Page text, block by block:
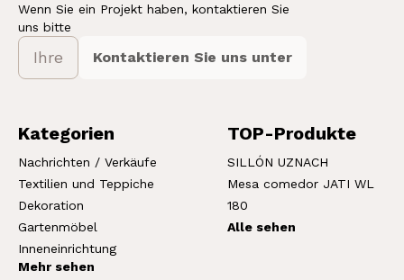
Wenn Sie ein Projekt haben, kontaktieren Sie
uns bitte
Kontaktieren Sie uns unter
Kategorien
Nachrichten / Verkäufe
Textilien und Teppiche
Dekoration
Gartenmöbel
Inneneinrichtung
Mehr sehen
TOP-Produkte
SILLÓN UZNACH
Mesa comedor JATI WL
180
Alle sehen